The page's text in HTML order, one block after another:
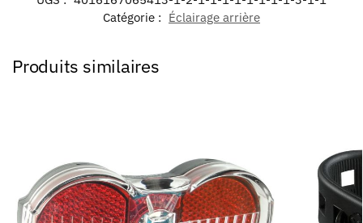
Catégorie : Éclairage arrière
Produits similaires